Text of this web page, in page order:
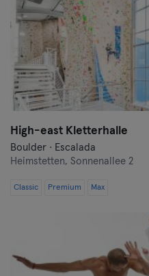
High-east Kletterhalle
Boulder · Escalada
Heimstetten, Sonnenallee 2
Classic Premium Max